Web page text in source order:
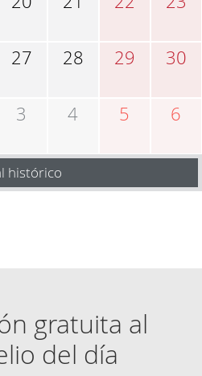
27 28 29 30
3 4 5 6
histórico
gratuita al
del día